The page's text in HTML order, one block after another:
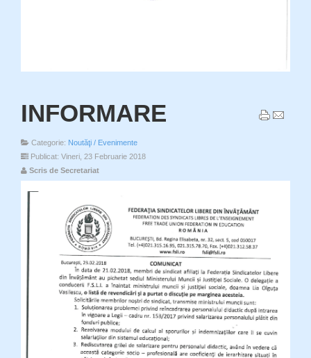
INFORMARE
Categorie: Noutăţi / Evenimente
Publicat: Vineri, 23 Februarie 2018
Scris de Secretariat